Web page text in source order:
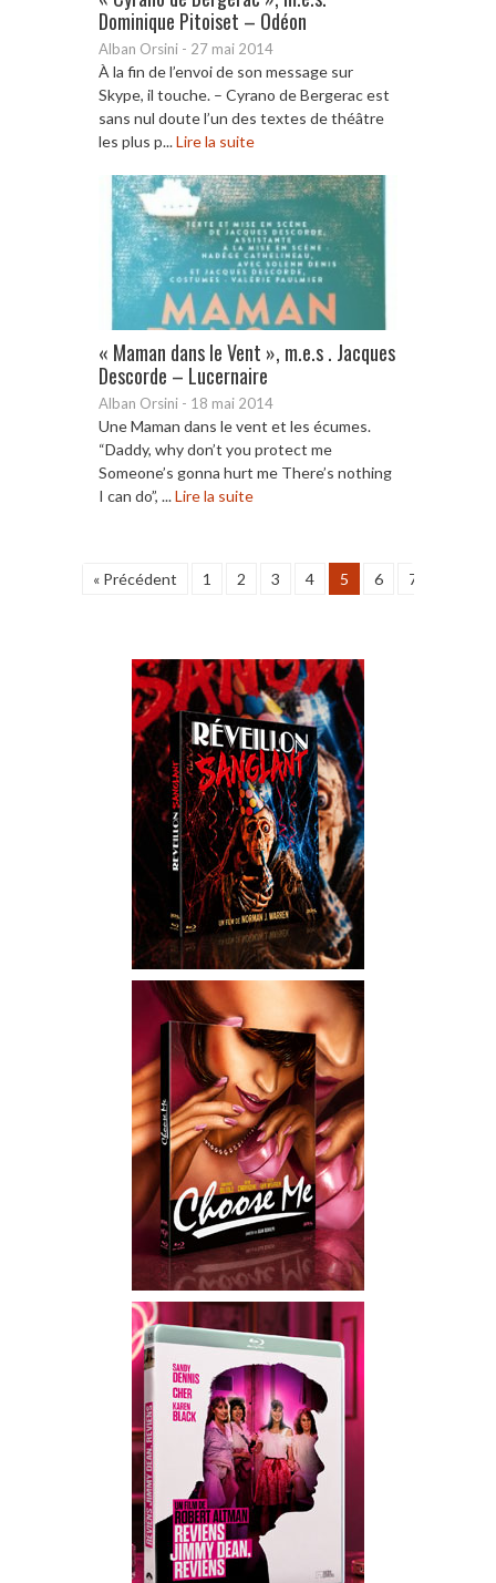
Dominique Pitoiset – Odéon
Alban Orsini - 27 mai 2014
À la fin de l’envoi de son message sur
Skype, il touche. – Cyrano de Bergerac est
sans nul doute l’un des textes de théâtre
les plus p...Lire la suite
« Maman dans le Vent », m.e.s . Jacques
Descorde – Lucernaire
Alban Orsini - 18 mai 2014
Une Maman dans le vent et les écumes.
“Daddy, why don’t you protect me
Someone’s gonna hurt me There’s nothing
I can do”, ...Lire la suite
« Précédent 1 2 3 4 5 6 7